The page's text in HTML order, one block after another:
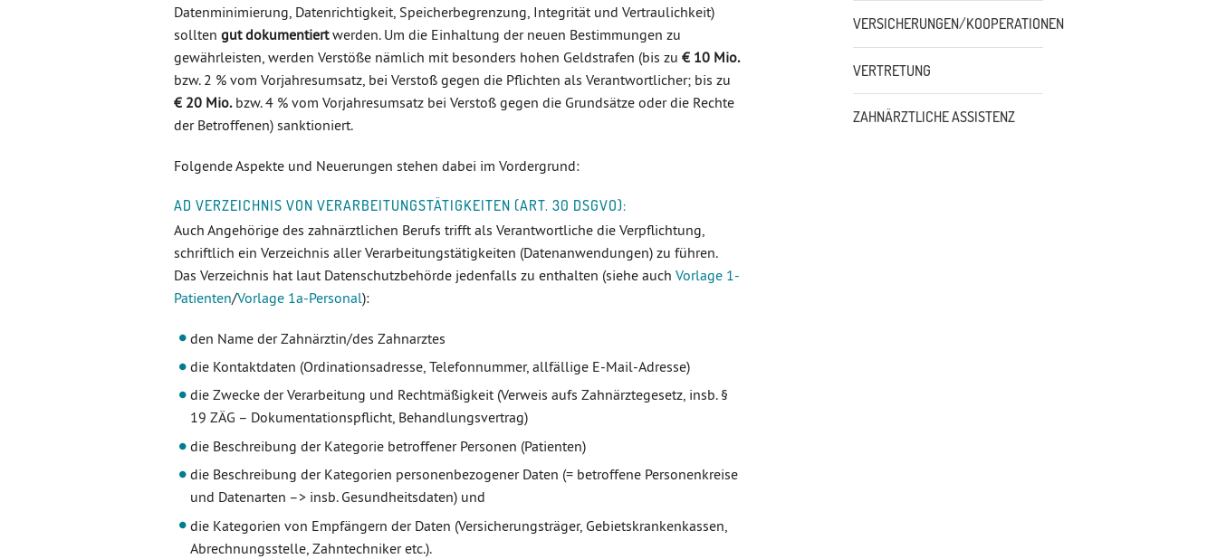
Datenminimierung, Datenrichtigkeit, Speicherbegrenzung, Integrität und Vertraulichkeit)
sollten gut dokumentiertwerden. Um die Einhaltung der neuen Bestimmungen zu
gewährleisten, werden Verstöße nämlich mit besonders hohen Geldstrafen (bis zu € 10 Mio.
bzw. 2 % vom Vorjahresumsatz, bei Verstoß gegen die Pflichten als Verantwortlicher; bis zu
€ 20 Mio.bzw. 4 % vom Vorjahresumsatz bei Verstoß gegen die Grundsätze oder die Rechte
der Betroffenen) sanktioniert.
Folgende Aspekte und Neuerungen stehen dabei im Vordergrund:
AD VERZEICHNIS VON VERARBEITUNGSTÄTIGKEITEN (ART. 30 DSGVO):
Auch Angehörige des zahnärztlichen Berufs trifft als Verantwortliche die Verpflichtung,
schriftlich ein Verzeichnis aller Verarbeitungstätigkeiten (Datenanwendungen) zu führen.
Das Verzeichnis hat laut Datenschutzbehörde jedenfalls zu enthalten (siehe auch Vorlage 1-
Patienten/Vorlage 1a-Personal):
den Name der Zahnärztin/des Zahnarztes
die Kontaktdaten (Ordinationsadresse, Telefonnummer, allfällige E-Mail-Adresse)
die Zwecke der Verarbeitung und Rechtmäßigkeit (Verweis aufs Zahnärztegesetz, insb. §
19 ZÄG – Dokumentationspflicht, Behandlungsvertrag)
die Beschreibung der Kategorie betroffener Personen (Patienten)
die Beschreibung der Kategorien personenbezogener Daten (= betroffene Personenkreise
und Datenarten –> insb. Gesundheitsdaten) und
die Kategorien von Empfängern der Daten (Versicherungsträger, Gebietskrankenkassen,
Abrechnungsstelle, Zahntechniker etc.).
VERSICHERUNGEN/KOOPERATIONEN
VERTRETUNG
ZAHNÄRZTLICHE ASSISTENZ